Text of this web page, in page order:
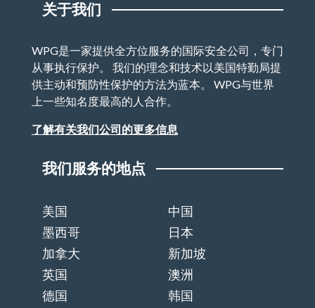
关于我们
WPG是一家提供全方位服务的国际安全公司，专门
从事执行保护。 我们的理念和技术以美国特勤局提
供主动和预防性保护的方法为蓝本。 WPG与世界
上一些知名度最高的人合作。
了解有关我们公司的更多信息
我们服务的地点
美国
中国
墨西哥
日本
加拿大
新加坡
英国
澳洲
德国
韩国